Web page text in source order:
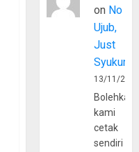
on No
Ujub,
Just
Syukur
13/11/
Bolehkah
kami
cetak
sendiri